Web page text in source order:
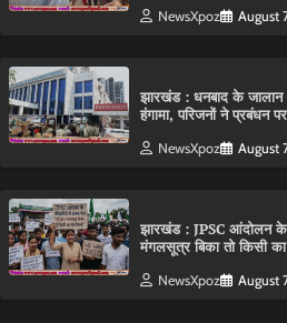
NewsXpoz August
झारखंड : धनबाद के जालान
हंगामा, परिजनों ने प्रबंधन
NewsXpoz August
झारखंड : JPSC आंदोलन के
मंगलसूत्र बिका तो किसी
NewsXpoz August